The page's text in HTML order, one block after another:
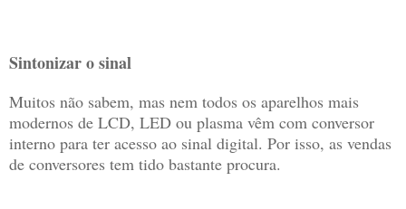
Sintonizar o sinal
Muitos não sabem, mas nem todos os aparelhos mais
modernos de LCD, LED ou plasma vêm com conversor
interno para ter acesso ao sinal digital. Por isso, as vendas
de conversores tem tido bastante procura.